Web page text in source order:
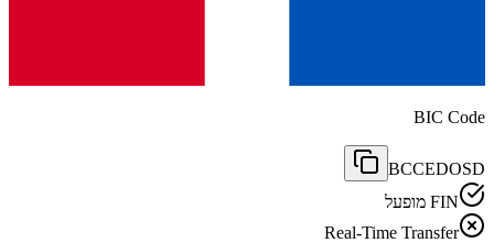
BIC Code
BCCEDOSD
FIN מופעל
Real-Time Transfer